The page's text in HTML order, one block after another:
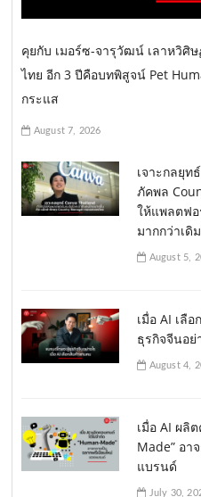
คุยกับ เมอร์ซ-จารุวัฒน์ เลาหวิศิ
ไทย อีก 3 ปีคือบทพิสูจน์ Pet
กระแส
August 7, 2026
เจาะกลยุ
ภัคพล
ให้แพลตฟอ
มากกว่าเดิม
August 5,
เมื่อ AI เลื
ธุรกิจจีนอย่
August 4,
เมื่อ AI ผลิ
Made” อา
แบรนด์
July 30,